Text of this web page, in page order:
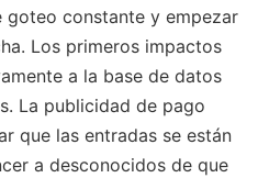
goteo constante y empezar
Los primeros impactos
a la base de datos
La publicidad de pago
que las entradas se están
a desconocidos de que